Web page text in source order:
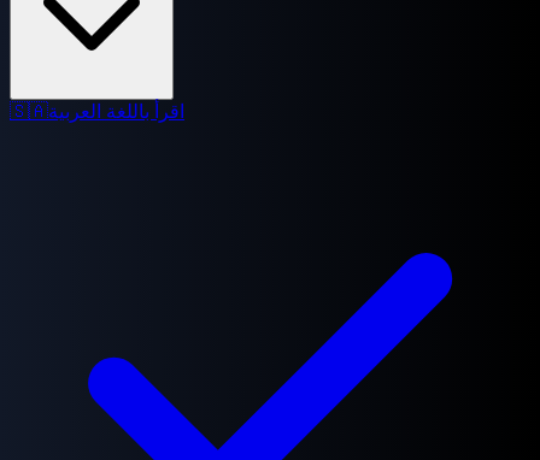
🇸🇦اقرأ باللغة العربية